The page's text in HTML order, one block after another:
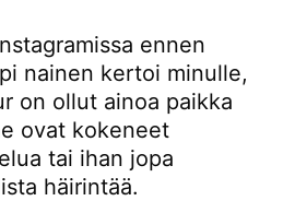
ennen
nainen kertoi minulle,
on ollut ainoa paikka
ovat kokeneet
tai ihan jopa
häirintää.